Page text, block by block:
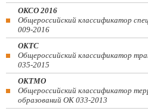
ОКСО 2016
Общероссийский классификатор
009-2016
ОКТС
Общероссийский классификатор
035-2015
ОКТМО
Общероссийский классификатор
образований ОК 033-2013